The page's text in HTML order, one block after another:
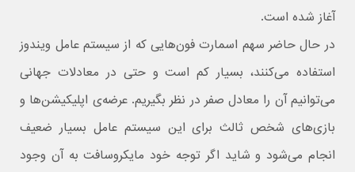
آغاز شده است.
در حال حاضر سهم اسمارت فون‌هایی که از سیستم عامل ویندوز
استفاده می‌کنند، بسیار کم است و حتی در معادلات جهانی
می‌توانیم آن را معادل صفر در نظر بگیریم. عرضه‌ی اپلیکیشن‌‌ها و
بازی‌های شخص ثالث برای این سیستم عامل بسیار ضعیف
انجام می‌شود و شاید اگر توجه خود مایکروسافت به آن وجود